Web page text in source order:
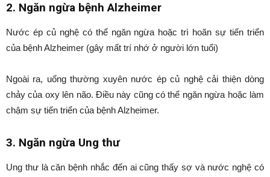
2. Ngăn ngừa bệnh Alzheimer
Nước ép củ nghệ có thể ngăn ngừa hoặc trì hoãn sự tiến triển
của bệnh Alzheimer (gây mất trí nhớ ở người lớn tuổi)
Ngoài ra, uống thường xuyên nước ép củ nghệ cải thiện dòng
chảy của oxy lên não. Điều này cũng có thể ngăn ngừa hoặc làm
chậm sự tiến triển của bệnh Alzheimer.
3. Ngăn ngừa Ung thư
Ung thư là căn bệnh nhắc đến ai cũng thấy sợ và nước nghệ có